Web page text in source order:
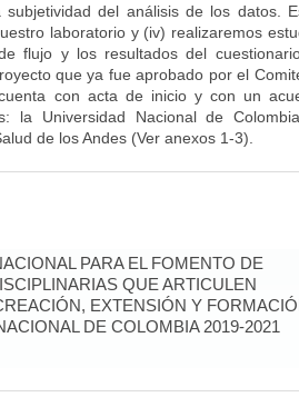
del análisis de los datos.
laboratorio y (iv) realizaremos
flujo y los resultados del
que ya fue aprobado por el
con acta de inicio y con un
la Universidad Nacional de
de los Andes (Ver anexos 1-3).
PARA EL FOMENTO DE
QUE ARTICULEN
EXTENSIÓN Y
DE COLOMBIA 2019-2021